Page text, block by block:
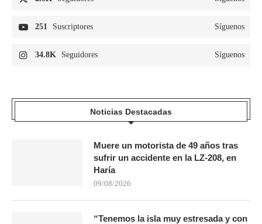
251 Suscriptores Síguenos
34.8K Seguidores Síguenos
Noticias Destacadas
Muere un motorista de 49 años tras
sufrir un accidente en la LZ-208, en
Haría
09/08/2026
“Tenemos la isla muy estresada y con